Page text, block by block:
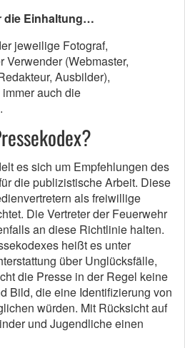
die Einhaltung…
jeweilige Fotograf,
Verwender (Webmaster,
Ausbilder),
auch die
es sich um Empfehlungen des
die publizistische Arbeit. Diese
als freiwillige
Die Vertreter der Feuerwehr
an diese Richtlinie halten.
heißt es unter
über Unglücksfälle,
die Presse in der Regel keine
Bild, die eine Identifizierung von
würden. Mit Rücksicht auf
und Jugendliche einen